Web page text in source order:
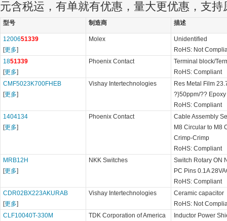
元含税运，有单就有优惠，量大更优惠，支持
型号 制造商 描述
1200651339
[更多]
Molex
Unidentified
RoHS: Not
1851339
[更多]
Phoenix Contact
Terminal block/
RoHS: Compliant
CMF5023K700FHEB
[更多]
Vishay Intertechnologies
Res Metal Film
?}50ppm/?? Epoxy
RoHS: Compliant
1404134
[更多]
Phoenix Contact
Cable Assembly
M8 Circular to M8
Crimp-Crimp
RoHS: Compliant
MRB12H
[更多]
NKK Switches
Switch Rotary ON
PC Pins 0.1A
RoHS: Compliant
CDR02BX223AKURAB
[更多]
Vishay Intertechnologies
Ceramic capacitor
RoHS: Not
CLF10040T-330M
TDK Corporation of America Inductor Power